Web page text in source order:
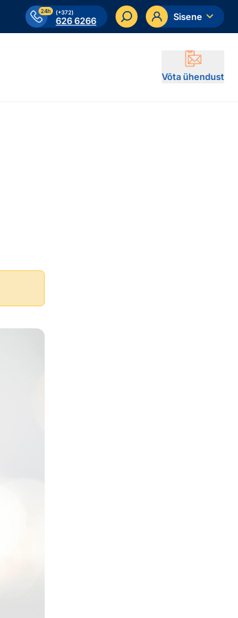
24h (+372)
626 6266 Sisene
Võta ühendust